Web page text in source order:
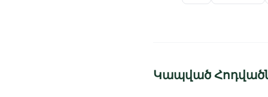
Կապված